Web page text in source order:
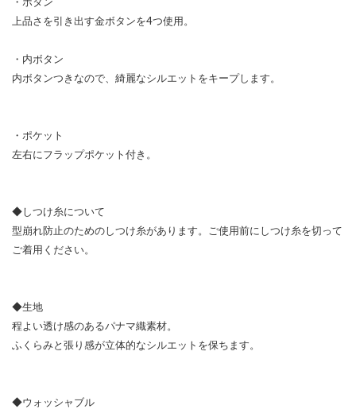
上品さを引き出す金ボタンを4つ使用。
・内ボタン
内ボタンつきなので、綺麗なシルエットをキープします。
・ポケット
左右にフラップポケット付き。
◆しつけ糸について
型崩れ防止のためのしつけ糸があります。ご使用前にしつけ糸を切って
ご着用ください。
◆生地
程よい透け感のあるパナマ織素材。
ふくらみと張り感が立体的なシルエットを保ちます。
◆ウォッシャブル